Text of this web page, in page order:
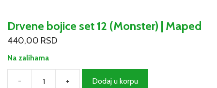
Drvene bojice set 12 (Monster) | Maped
440,00 RSD
Na zalihama
-
Drvene
+ Dodaj u korpu